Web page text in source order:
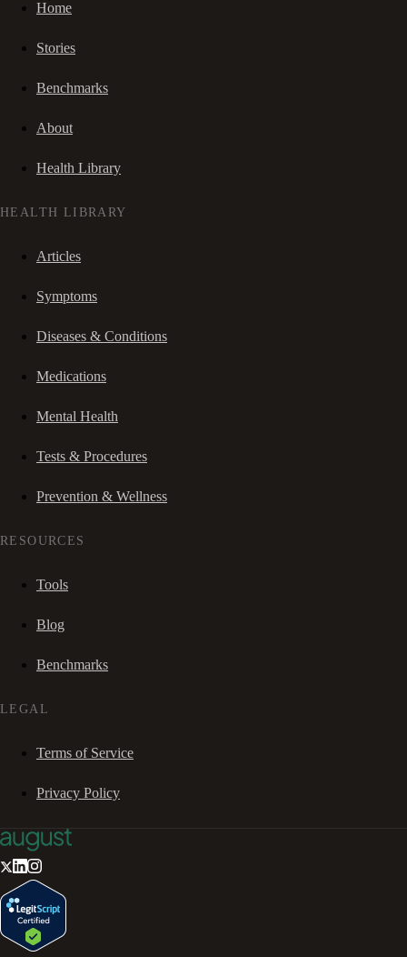
Home
Stories
Benchmarks
About
Health Library
HEALTH LIBRARY
Articles
Symptoms
Diseases & Conditions
Medications
Mental Health
Tests & Procedures
Prevention & Wellness
RESOURCES
Tools
Blog
Benchmarks
LEGAL
Terms of Service
Privacy Policy